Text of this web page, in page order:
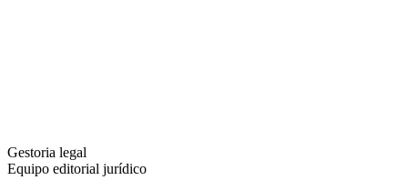
Gestoria legal
Equipo editorial jurídico